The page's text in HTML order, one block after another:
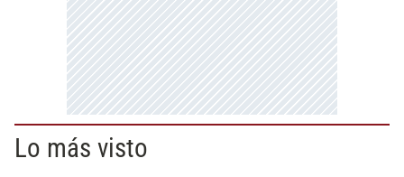
Lo más visto